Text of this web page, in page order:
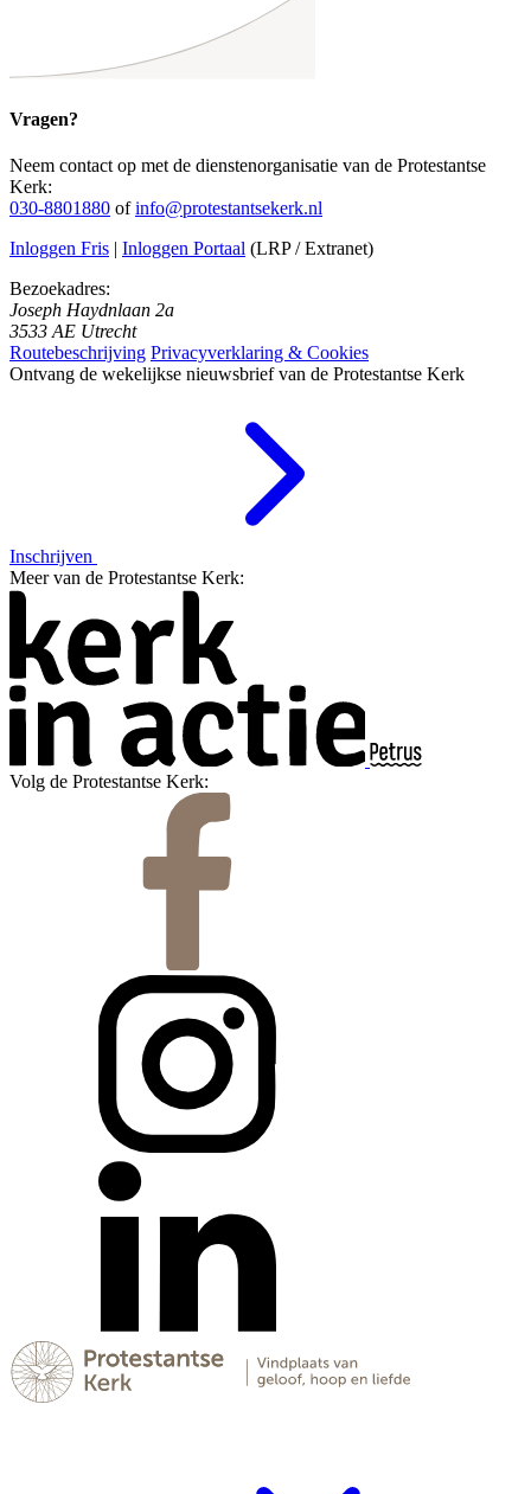
Vragen?
Neem contact op met de dienstenorganisatie van de Protestantse
Kerk:
030-8801880 ofinfo@protestantsekerk.nl
Inloggen Fris | Inloggen Portaal (LRP / Extranet)
Bezoekadres:
Joseph Haydnlaan 2a
3533 AE Utrecht
Routebeschrijving Privacyverklaring & Cookies
Ontvang de wekelijkse nieuwsbrief van de Protestantse Kerk
Inschrijven
Meer van de Protestantse Kerk:
Volg de Protestantse Kerk: